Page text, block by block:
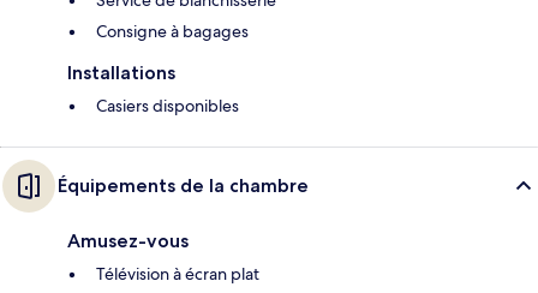
Consigne à bagages
Installations
Casiers disponibles
Équipements de la chambre
Amusez-vous
Télévision à écran plat